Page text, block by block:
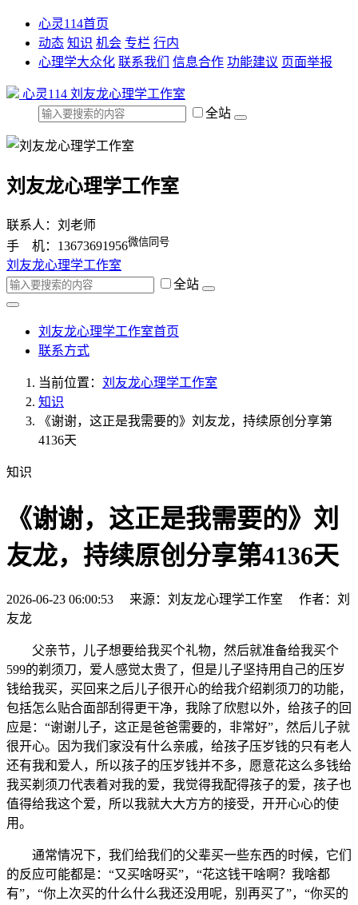
心灵114首页
动态 知识 机会 专栏 行内
心理学大众化 联系我们 信息合作 功能建议 页面举报
心灵114 刘友龙心理学工作室
全站
刘友龙心理学工作室
联系人：刘老师
手 机：13673691956微信同号
刘友龙心理学工作室
全站
刘友龙心理学工作室首页
联系方式
当前位置： 刘友龙心理学工作室
知识
《谢谢，这正是我需要的》刘友龙，持续原创分享第
4136天
知识
《谢谢，这正是我需要的》刘
友龙，持续原创分享第4136天
2026-06-23 06:00:53 来源：刘友龙心理学工作室 作者：刘
友龙
父亲节，儿子想要给我买个礼物，然后就准备给我买个
599的剃须刀，爱人感觉太贵了，但是儿子坚持用自己的压岁
钱给我买，买回来之后儿子很开心的给我介绍剃须刀的功能，
包括怎么贴合面部刮得更干净，我除了欣慰以外，给孩子的回
应是：“谢谢儿子，这正是爸爸需要的，非常好”，然后儿子就
很开心。因为我们家没有什么亲戚，给孩子压岁钱的只有老人
还有我和爱人，所以孩子的压岁钱并不多，愿意花这么多钱给
我买剃须刀代表着对我的爱，我觉得我配得孩子的爱，孩子也
值得给我这个爱，所以我就大大方方的接受，开开心心的使
用。
通常情况下，我们给我们的父辈买一些东西的时候，它们
的反应可能都是：“又买啥呀买”，“花这钱干啥啊？我啥都
有”，“你上次买的什么什么我还没用呢，别再买了”，“你买的